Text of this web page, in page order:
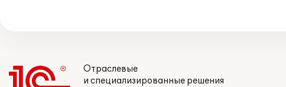
Отраслевые
и специализированные решения